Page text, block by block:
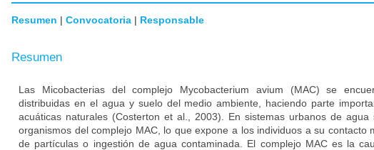
Resumen | Convocatoria | Responsable
Resumen
Las Micobacterias del complejo Mycobacterium avium (MAC) se
distribuidas en el agua y suelo del medio ambiente, haciendo parte
acuáticas naturales (Costerton et al., 2003). En sistemas urbanos de agua
organismos del complejo MAC, lo que expone a los individuos a su contacto
de partículas o ingestión de agua contaminada. El complejo MAC es la